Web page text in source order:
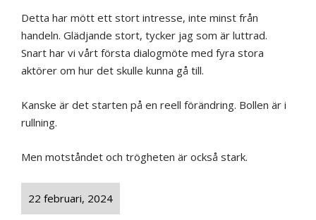
Detta har mött ett stort intresse, inte minst från
handeln. Glädjande stort, tycker jag som är luttrad.
Snart har vi vårt första dialogmöte med fyra stora
aktörer om hur det skulle kunna gå till.
Kanske är det starten på en reell förändring. Bollen är i
rullning.
Men motståndet och trögheten är också stark.
22 februari, 2024